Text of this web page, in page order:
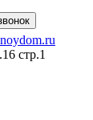
стр.1